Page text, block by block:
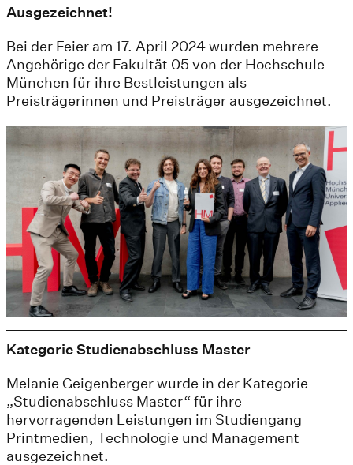
Ausgezeichnet!
Bei der Feier am 17. April 2024 wurden mehrere
Angehörige der Fakultät 05 von der Hochschule
München für ihre Bestleistungen als
Preisträgerinnen und Preisträger ausgezeichnet.
Kategorie Studienabschluss Master
Melanie Geigenberger wurde in der Kategorie
„Studienabschluss Master“ für ihre
hervorragenden Leistungen im Studiengang
Printmedien, Technologie und Management
ausgezeichnet.